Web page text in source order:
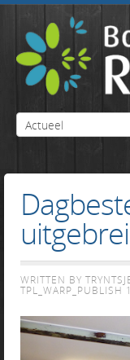
WRITTEN BY
TPL_WARP_PUBLISH